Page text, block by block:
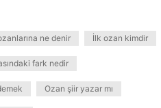
ne denir İlk ozan kimdir
fark nedir
Ozan şiir yazar mı